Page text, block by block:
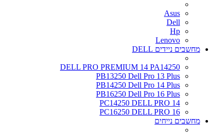
Asus
Dell
Hp
Lenovo
מחשבים ניידים DELL
DELL PRO PREMIUM 14 PA14250
PB13250 Dell Pro 13 Plus
PB14250 Dell Pro 14 Plus
PB16250 Dell Pro 16 Plus
PC14250 DELL PRO 14
PC16250 DELL PRO 16
מחשבים נייחים